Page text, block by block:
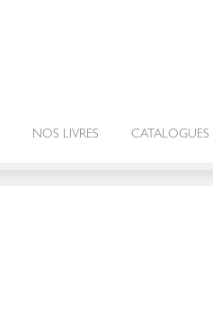
NOS LIVRES CATALOGUES